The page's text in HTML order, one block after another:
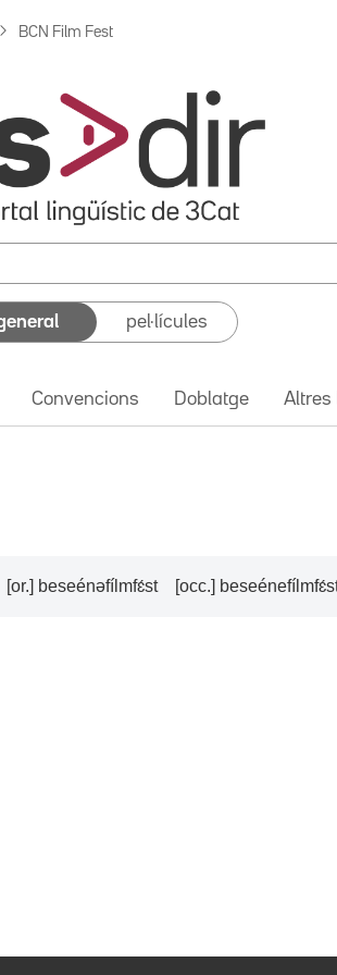
BCN Film Fest
pel·lícules
Convencions Doblatge Altres
[or.] beseénəfílmfɛ́st [occ.]